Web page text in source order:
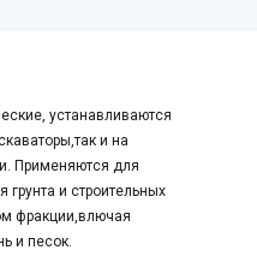
устанавливаются
и на
Применяются для
и строительных
фракции,влючая
и песок.